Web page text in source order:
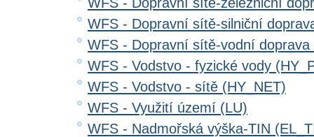
WFS - Dopravní sítě-silniční
WFS - Dopravní sítě-vodní doprava
WFS - Vodstvo - fyzické vody
WFS - Vodstvo - sítě (HY_NET)
WFS - Využití území (LU)
WFS - Nadmořská výška-TIN